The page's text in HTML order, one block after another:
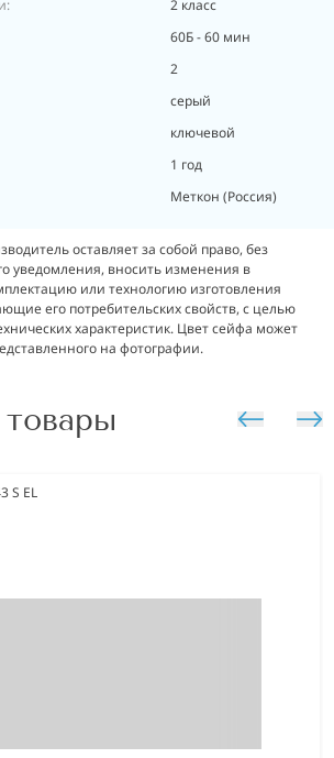
2 класс
60Б - 60 мин
2
серый
ключевой
1 год
Меткон (Россия)
оставляет за собой право, без
уведомления, вносить изменения в
или технологию изготовления
его потребительских свойств, с целью
характеристик. Цвет сейфа может
на фотографии.
S EL